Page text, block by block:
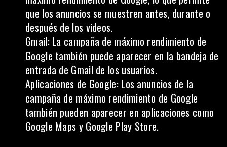
que los anuncios se muestren antes, durante o
después de los videos.
Gmail: La campaña de máximo rendimiento de
Google también puede aparecer en la bandeja de
entrada de Gmail de los usuarios.
Aplicaciones de Google: Los anuncios de la
campaña de máximo rendimiento de Google
también pueden aparecer en aplicaciones como
Google Maps y Google Play Store.